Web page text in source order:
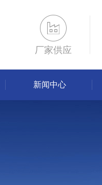
厂家供应
新闻中心